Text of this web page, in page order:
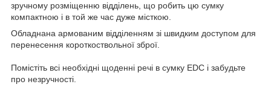
зручному розміщенню відділень, що робить цю сумку
компактною і в той же час дуже місткою.
Обладнана армованим відділенням зі швидким доступом для
перенесення короткоствольної зброї.
Помістіть всі необхідні щоденні речі в сумку EDC і забудьте
про незручності.